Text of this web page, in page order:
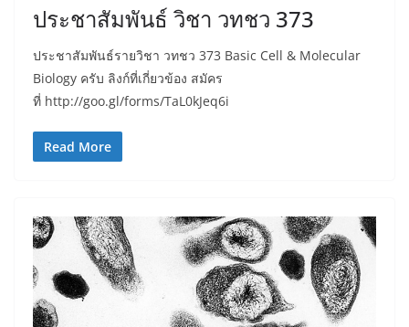
ประชาสัมพันธ์ วิชา วทชว 373
ประชาสัมพันธ์รายวิชา วทชว 373 Basic Cell & Molecular
Biology ครับ ลิงก์ที่เกี่ยวข้อง สมัคร
ที่ http://goo.gl/forms/TaL0kJeq6i
Read More